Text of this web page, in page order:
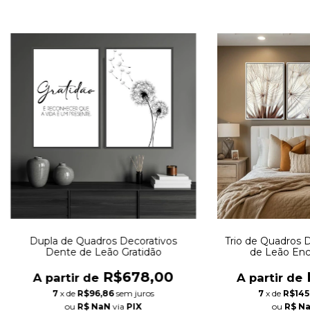
Dupla de Quadros Decorativos
Dente de Leão Gratidão
A partir deR$678,00
7 x de R$96,86 sem juros
ou R$ NaN via PIX
Trio de Quadros
de Leão
A partir de
7 x de
ou R$